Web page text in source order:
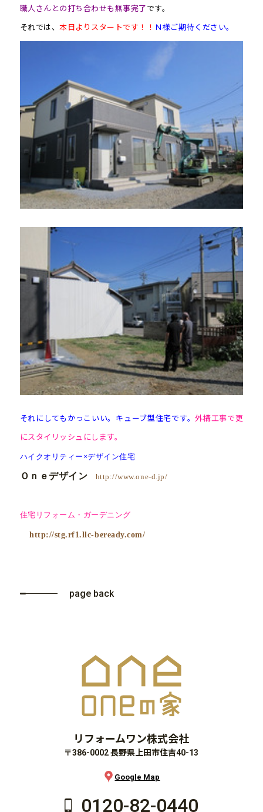
職人さんとの打ち合わせも無事完了 です。
それでは、本日よりスタートです！！ Ｎ様ご期待ください。
それにしてもかっこいい。キューブ型住宅です。外構工事で更
にスタイリッシュにします。
ハイクオリティー×デザイン住宅
Ｏｎｅデザイン http://www.one-d.jp/
住宅リフォーム・ガーデニング
http://stg.rf1.llc-beready.com/
page back
リフォームワン株式会社
〒386-0002 長野県上田市住吉40-13
Google Map
0120-82-0440